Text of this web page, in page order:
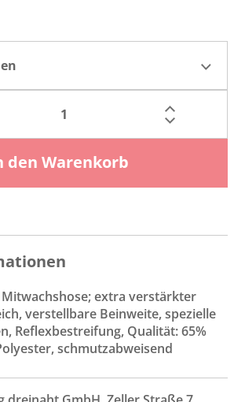
den Warenkorb
Mitwachshose; extra verstärkter
verstellbare Beinweite, spezielle
Reflexbestreifung, Qualität: 65%
schmutzabweisend